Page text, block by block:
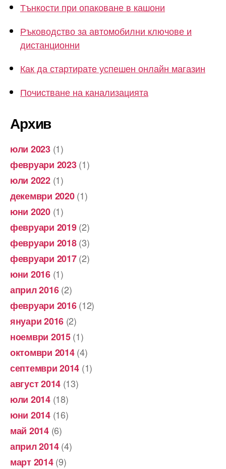
Тънкости при опаковане в кашони
Ръководство за автомобилни ключове и
дистанционни
Как да стартирате успешен онлайн магазин
Почистване на канализацията
Архив
юли 2023(1)
февруари 2023(1)
юли 2022(1)
декември 2020(1)
юни 2020(1)
февруари 2019(2)
февруари 2018(3)
февруари 2017(2)
юни 2016(1)
април 2016(2)
февруари 2016(12)
януари 2016 (2)
ноември 2015(1)
октомври 2014(4)
септември 2014 (1)
август 2014 (13)
юли 2014(18)
юни 2014(16)
май 2014(6)
април 2014(4)
март 2014(9)